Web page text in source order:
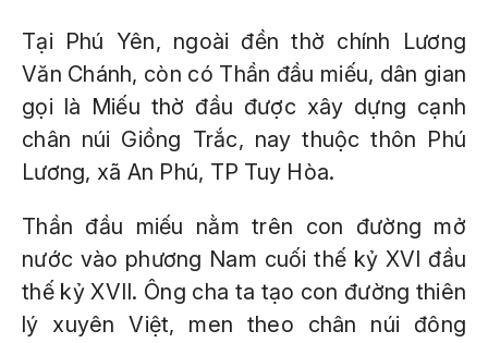
Tại Phú Yên, ngoài đền thờ chính Lương
Văn Chánh, còn có Thần đầu miếu, dân gian
gọi là Miếu thờ đầu được xây dựng cạnh
chân núi Giồng Trắc, nay thuộc thôn Phú
Lương, xã An Phú, TP Tuy Hòa.
Thần đầu miếu nằm trên con đường mở
nước vào phương Nam cuối thế kỷ XVI đầu
thế kỷ XVII. Ông cha ta tạo con đường thiên
lý xuyên Việt, men theo chân núi đông